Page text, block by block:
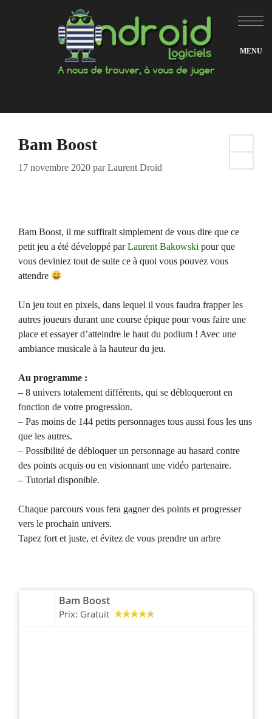
Bam Boost
17 novembre 2020 parLaurent Droid
Bam Boost, il me suffirait simplement de vous dire que ce
petit jeu a été développé parLaurent Bakowski pour que
vous deviniez tout de suite ce à quoi vous pouvez vous
attendre
Un jeu tout en pixels, dans lequel il vous faudra frapper les
autres joueurs durant une course épique pour vous faire une
place et essayer d’atteindre le haut du podium ! Avec une
ambiance musicale à la hauteur du jeu.
Au programme :
– 8 univers totalement différents, qui se débloqueront en
fonction de votre progression.
– Pas moins de 144 petits personnages tous aussi fous les uns
que les autres.
– Possibilité de débloquer un personnage au hasard contre
des points acquis ou en visionnant une vidéo partenaire.
– Tutorial disponible.
Chaque parcours vous fera gagner des points et progresser
vers le prochain univers.
Tapez fort et juste, et évitez de vous prendre un arbre
Bam Boost
Prix: Gratuit